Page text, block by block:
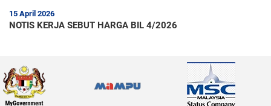
15 April 2026
NOTIS KERJA SEBUT HARGA BIL 4/2026